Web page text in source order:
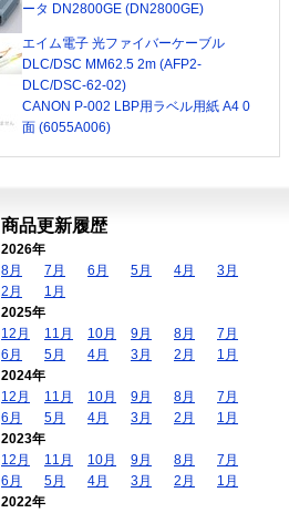
ータ DN2800GE (DN2800GE)
エイム電子 光ファイバーケーブル
DLC/DSC MM62.5 2m (AFP2-
DLC/DSC-62-02)
CANON P-002 LBP用ラベル用紙 A4 0
面 (6055A006)
商品更新履歴
2026年
8月
7月 6月 5月 4月
3月
2月
1月
2025年
12月
11月 10月 9月 8月
7月
6月
5月 4月 3月 2月
1月
2024年
12月
11月 10月 9月 8月
7月
6月
5月 4月 3月 2月
1月
2023年
12月
11月 10月 9月 8月
7月
6月
5月 4月 3月 2月
1月
2022年